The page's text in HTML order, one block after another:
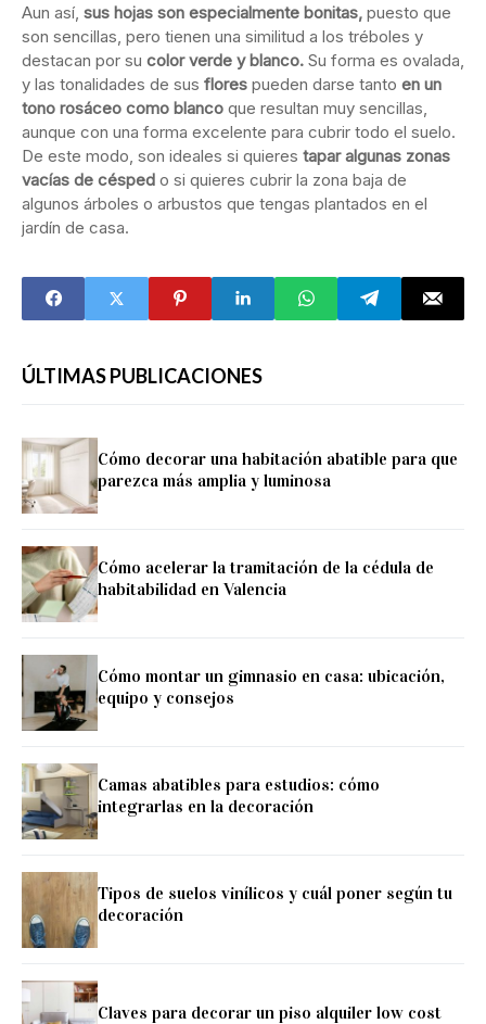
Aun así, sus hojas son especialmente bonitas, puesto que
son sencillas, pero tienen una similitud a los tréboles y
destacan por su color verde y blanco. Su forma es ovalada,
y las tonalidades de sus flores pueden darse tanto en un
tono rosáceo como blanco que resultan muy sencillas,
aunque con una forma excelente para cubrir todo el suelo.
De este modo, son ideales si quieres tapar algunas zonas
vacías de césped o si quieres cubrir la zona baja de
algunos árboles o arbustos que tengas plantados en el
jardín de casa.
ÚLTIMAS PUBLICACIONES
Cómo decorar una habitación abatible para que
parezca más amplia y luminosa
Cómo acelerar la tramitación de la cédula de
habitabilidad en Valencia
Cómo montar un gimnasio en casa: ubicación,
equipo y consejos
Camas abatibles para estudios: cómo
integrarlas en la decoración
Tipos de suelos vinílicos y cuál poner según tu
decoración
Claves para decorar un piso alquiler low cost